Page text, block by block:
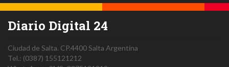
Diario Digital 24
Ciudad de Salta. CP.4400Salta Argentina
Tel.: (0387) 155121212